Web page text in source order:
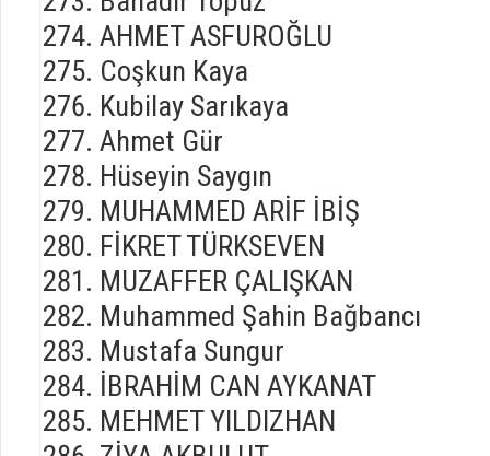
AHMET ASFUROĞLU
Coşkun Kaya
Kubilay Sarıkaya
Ahmet Gür
Hüseyin Saygın
MUHAMMED ARİF İBİŞ
FİKRET TÜRKSEVEN
MUZAFFER ÇALIŞKAN
Muhammed Şahin Bağbancı
Mustafa Sungur
İBRAHİM CAN AYKANAT
MEHMET YILDIZHAN